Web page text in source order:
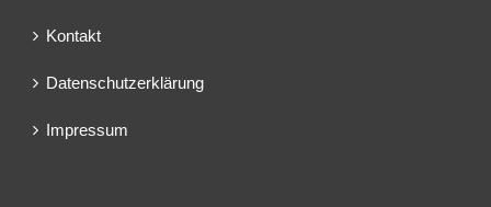
Kontakt
Datenschutzerklärung
Impressum